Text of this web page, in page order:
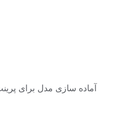
آماده سازی مدل برای